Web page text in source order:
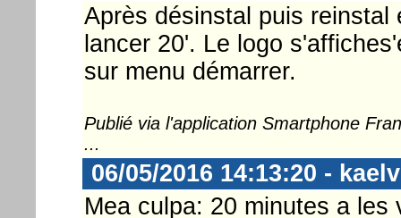
Après désinstal puis reinstal
lancer 20'. Le logo
sur menu démarrer.
Publié via l'application Smartphone
...
06/05/2016 14:13:20 -
Mea culpa: 20 minutes a